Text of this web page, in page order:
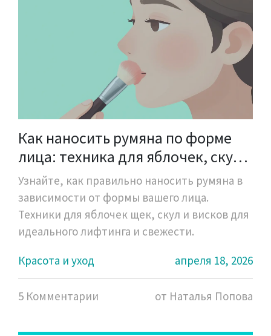
Как наносить румяна по форме
лица: техника для яблочек, скул и
висков
Узнайте, как правильно наносить румяна в
зависимости от формы вашего лица.
Техники для яблочек щек, скул и висков для
идеального лифтинга и свежести.
Красота и уход
апреля 18, 2026
5 Комментарии от Наталья Попова